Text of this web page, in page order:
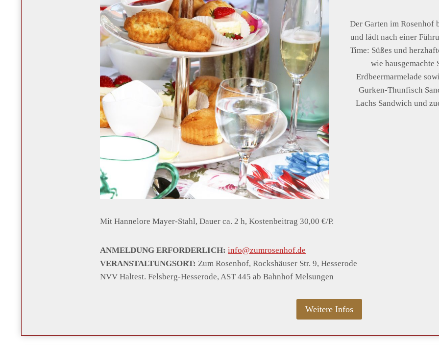
Der Garten im Rosenhof
und lädt nach einer
Time: Süßes und
wie hausgemachte
Erdbeermarmelade
Gurken-Thunfisch
Lachs Sandwich und
Mit Hannelore Mayer-Stahl, Dauer ca. 2 h, Kostenbeitrag 30,00 €/P.
ANMELDUNG ERFORDERLICH: info@zumrosenhof.de
VERANSTALTUNGSORT: Zum Rosenhof, Rockshäuser Str. 9, Hesserode
NVV Haltest. Felsberg-Hesserode, AST 445 ab Bahnhof Melsungen
Weitere Infos